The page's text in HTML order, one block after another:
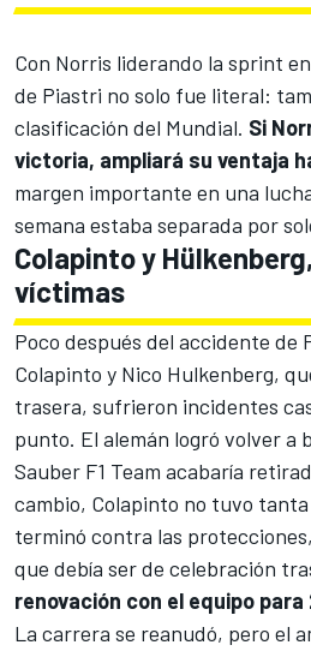
Con Norris liderando la sprint
de Piastri no solo fue literal:
clasificación del Mundial. Si
victoria, ampliará su ventaja
margen importante en una
semana estaba separada por
Colapinto y
víctimas
Poco después del accidente de
Colapinto y Nico Hulkenberg,
trasera, sufrieron incidentes
punto. El alemán logró volver a
Sauber F1 Team acabaría
cambio, Colapinto no tuvo
terminó contra las
que debía ser de celebración
renovación con el equipo para
La carrera se reanudó, pero el